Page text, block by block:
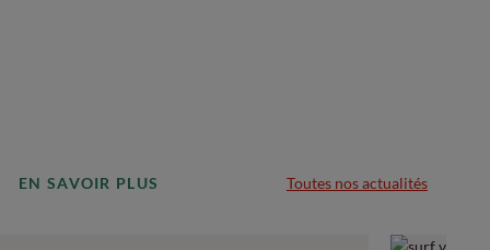
EN SAVOIR PLUS Toutes nos actualités